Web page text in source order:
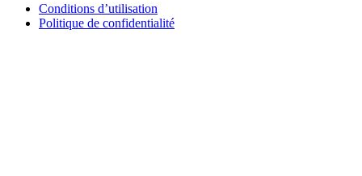
Conditions d’utilisation
Politique de confidentialité